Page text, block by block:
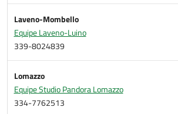
Laveno-Mombello
Equipe Laveno-Luino
339-8024839
Lomazzo
Equipe Studio Pandora Lomazzo
334-7762513